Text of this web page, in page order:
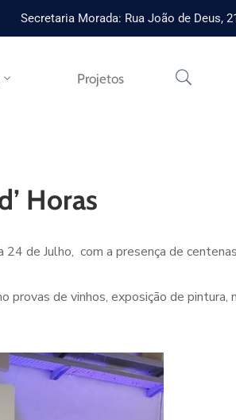
Secretaria Morada: Rua João de Deus,
Projetos
Horas
de Julho, com a presença de
de vinhos, exposição de pintura,